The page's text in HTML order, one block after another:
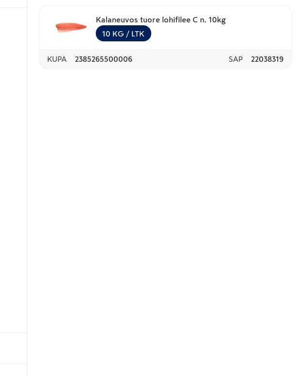
Kalaneuvos tuore lohifilee C n. 10kg
10 KG / LTK
KUPA 2385265500006 SAP 22038319